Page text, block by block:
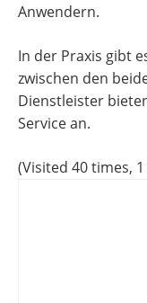
Anwendern.
In der Praxis gibt
zwischen den
Dienstleister
Service an.
(Visited 40 times,